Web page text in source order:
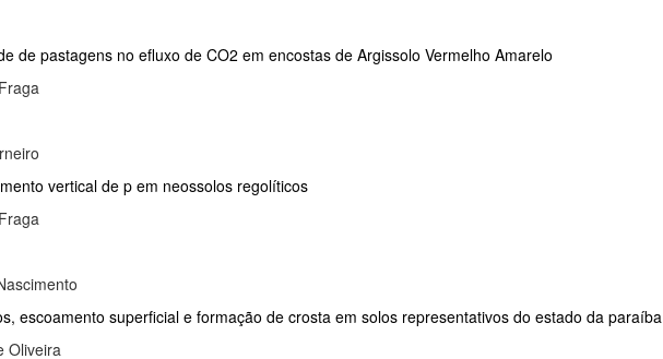
de pastagens no efluxo de CO2 em encostas de Argissolo Vermelho Amarelo
vertical de p em neossolos regolíticos
escoamento superficial e formação de crosta em solos representativos do estado da paraíba
Oliveira